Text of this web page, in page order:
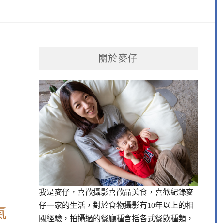
關於麥仔
我是麥仔，喜歡攝影喜歡品美食，喜歡紀錄麥
仔一家的生活，對於食物攝影有10年以上的相
關經驗，拍攝過的餐廳種含括各式餐飲種類，